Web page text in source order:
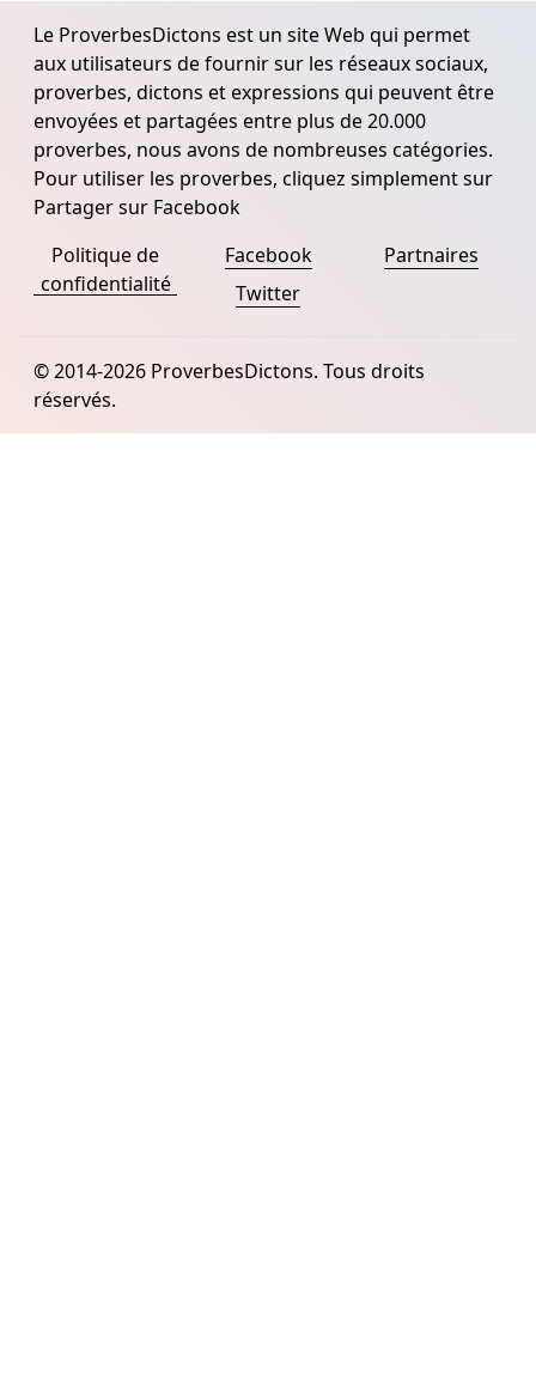
Le ProverbesDictons est un site Web qui permet
aux utilisateurs de fournir sur les réseaux sociaux,
proverbes, dictons et expressions qui peuvent être
envoyées et partagées entre plus de 20.000
proverbes, nous avons de nombreuses catégories.
Pour utiliser les proverbes, cliquez simplement sur
Partager sur Facebook
Politique de
confidentialité
Facebook
Twitter
Partnaires
© 2014-2026 ProverbesDictons. Tous droits
réservés.